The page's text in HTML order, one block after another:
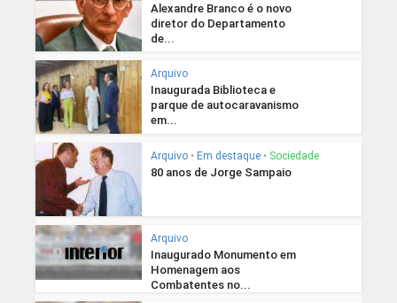
Alexandre Branco é o novo
diretor do Departamento
de...
Arquivo
Inaugurada Biblioteca e
parque de autocaravanismo
em...
Arquivo • Em destaque • Sociedade
80 anos de Jorge Sampaio
Arquivo
Inaugurado Monumento em
Homenagem aos
Combatentes no...